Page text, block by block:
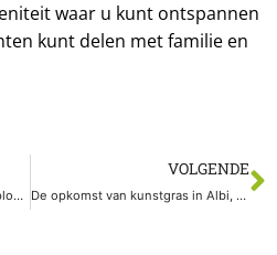
waar u kunt ontspannen
kunt delen met familie en
Kunstgras in Istres: De ideale oplossing voor een luxueuze, moeiteloze tuin
VOLGENDE
De opkomst van kunstgras in Albi, Tarn: een ecologisch verantwoorde keuze voor duurzame groene ruimten